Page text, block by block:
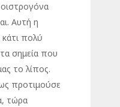
Αυτή η
κάτι πολύ
σημεία που
το λίπος.
προτιμούσε
τώρα